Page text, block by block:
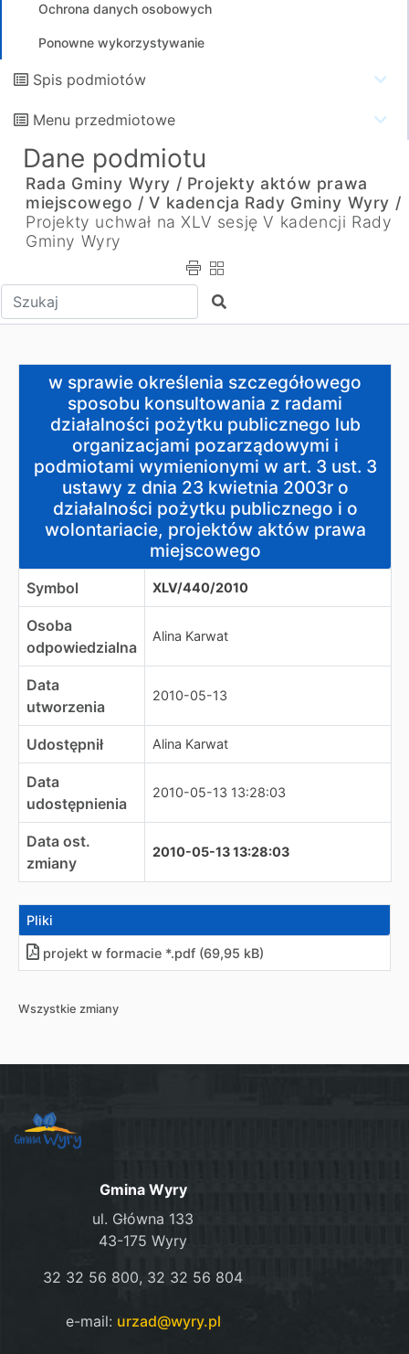
Ochrona danych osobowych
Ponowne wykorzystywanie
Spis podmiotów
Menu przedmiotowe
Dane podmiotu
Rada Gminy Wyry / Projekty aktów prawa
miejscowego / V kadencja Rady Gminy Wyry /
Projekty uchwał na XLV sesję V kadencji Rady
Gminy Wyry
Wpisz tekst do wyszukania Szukaj
w sprawie określenia szczegółowego sposobu
w sprawie określenia szczegółowego
sposobu konsultowania z radami
działalności pożytku publicznego lub
organizacjami pozarządowymi i
podmiotami wymienionymi w art. 3 ust. 3
ustawy z dnia 23 kwietnia 2003r o
działalności pożytku publicznego i o
wolontariacie, projektów aktów prawa
miejscowego
Symbol XLV/440/2010
Osoba
odpowiedzialna
Alina Karwat
Data
utworzenia
2010-05-13
Udostępnił Alina Karwat
Data
udostępnienia
2010-05-13 13:28:03
Data ost.
zmiany
2010-05-13 13:28:03
Pliki
projekt w formacie *.pdf (69,95 kB)
Wszystkie zmiany
Gmina Wyry
ul. Główna 133
43-175 Wyry
32 32 56 800, 32 32 56 804
e-mail: urzad@wyry.pl